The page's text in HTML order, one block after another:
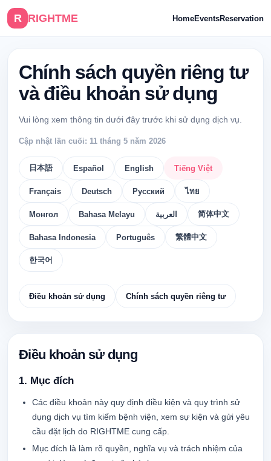
R RIGHTME HomeEventsReservation
Chính sách quyền riêng tư
và điều khoản sử dụng
Vui lòng xem thông tin dưới đây trước khi sử dụng dịch vụ.
Cập nhật lần cuối: 11 tháng 5 năm 2026
日本語 Español English Tiếng Việt
Français Deutsch Русский ไทย
Монгол Bahasa Melayu العربية 简体中文
Bahasa Indonesia Português 繁體中文
한국어
Điều khoản sử dụng Chính sách quyền riêng tư
Điều khoản sử dụng
1. Mục đích
Các điều khoản này quy định điều kiện và quy trình sử
dụng dịch vụ tìm kiếm bệnh viện, xem sự kiện và gửi yêu
cầu đặt lịch do RIGHTME cung cấp.
Mục đích là làm rõ quyền, nghĩa vụ và trách nhiệm của